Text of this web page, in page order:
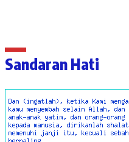
Sandaran Hati